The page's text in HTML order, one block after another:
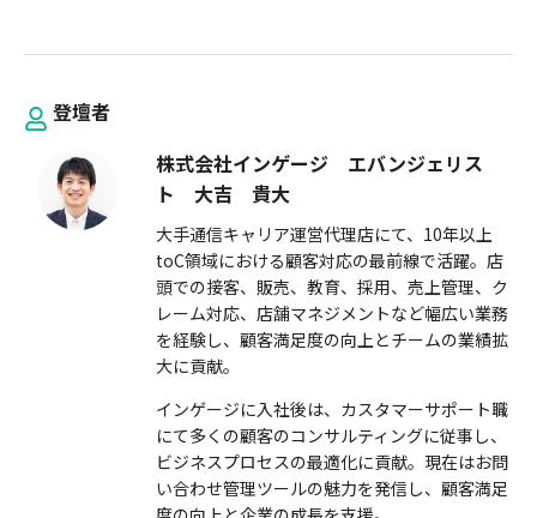
登壇者
株式会社インゲージ エバンジェリス
ト 大吉 貴大
大手通信キャリア運営代理店にて、10年以上
toC領域における顧客対応の最前線で活躍。店
頭での接客、販売、教育、採用、売上管理、ク
レーム対応、店舗マネジメントなど幅広い業務
を経験し、顧客満足度の向上とチームの業績拡
大に貢献。
インゲージに入社後は、カスタマーサポート職
にて多くの顧客のコンサルティングに従事し、
ビジネスプロセスの最適化に貢献。現在はお問
い合わせ管理ツールの魅力を発信し、顧客満足